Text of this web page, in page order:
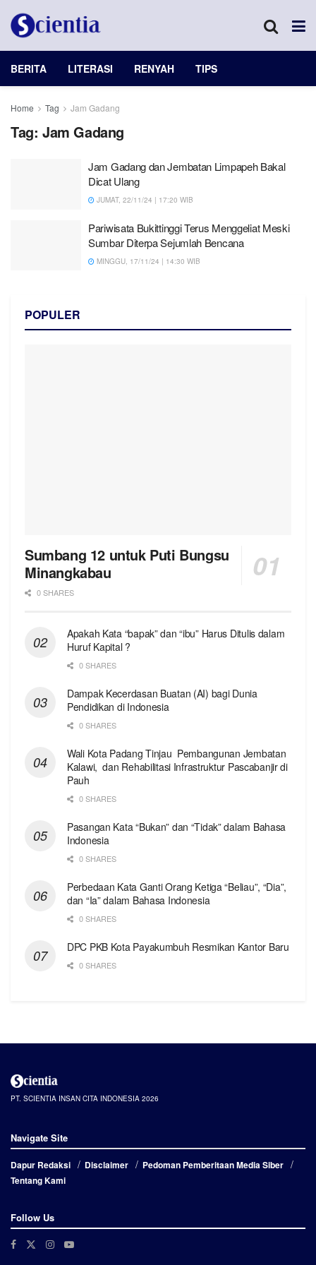
BERITA LITERASI RENYAH TIPS
Home Tag Jam Gadang
Tag: Jam Gadang
Jam Gadang dan Jembatan Limpapeh Bakal
Dicat Ulang
JUMAT, 22/11/24 | 17:20 WIB
Pariwisata Bukittinggi Terus Menggeliat Meski
Sumbar Diterpa Sejumlah Bencana
MINGGU, 17/11/24 | 14:30 WIB
POPULER
Sumbang 12 untuk Puti Bungsu
Minangkabau
0 SHARES
Apakah Kata “bapak” dan “ibu” Harus Ditulis dalam
Huruf Kapital ?
0 SHARES
Dampak Kecerdasan Buatan (AI) bagi Dunia
Pendidikan di Indonesia
0 SHARES
Wali Kota Padang Tinjau Pembangunan Jembatan
Kalawi, dan Rehabilitasi Infrastruktur Pascabanjir di
Pauh
0 SHARES
Pasangan Kata “Bukan” dan “Tidak” dalam Bahasa
Indonesia
0 SHARES
Perbedaan Kata Ganti Orang Ketiga “Beliau”, “Dia”,
dan “Ia” dalam Bahasa Indonesia
0 SHARES
DPC PKB Kota Payakumbuh Resmikan Kantor Baru
0 SHARES
PT. SCIENTIA INSAN CITA INDONESIA 2026
Navigate Site
Dapur Redaksi Disclaimer
Pedoman Pemberitaan Media Siber
Tentang Kami
Follow Us